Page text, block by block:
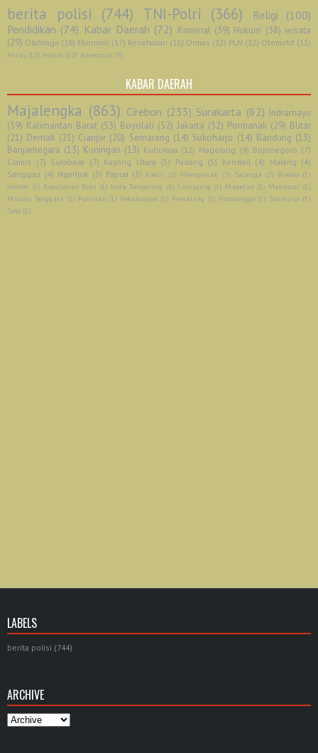
berita polisi (744) TNI-Polri (366) Religi
(100)
Pendidikan (74) Kabar Daerah (72) Kriminal (39) Hukum (38) wisata
(29) Olahraga (18) Ekonomi (17) Kesehatan (15) Ormas (12) PLN (12) Otomotif (11)
Miras (10) Politik (10) Advetorial (9)
KABAR DAERAH
Majalengka (863) Cirebon (235) Surakarta (82) Indramayu
(59) Kalimantan Barat (53) Boyolali (52) Jakarta (52) Pontianak (29) Blitar
(21) Demak (21) Cianjur (20) Semarang (14) Sukoharjo (14) Bandung (13)
Banjarnegara (13) Kuningan (13) Kuburaya (12) Magelang (9) Bojonegoro (7)
Ciamis (7) Surabaya (7) Kayong Utara (5) Padang (5) Kendari (4) Malang (4)
Sanggau (4) Nganjuk (3) Papua (3) Kediri (2) Mempawah (2) Salatiga (2) Brebes (1)
Jember (1) Kepulauan Riau (1) Kota Tangerang (1) Lumajang (1) Magetan (1) Makassar (1)
Maluku Tenggara (1) Pakistan (1) Pekalongan (1) Pemalang (1) Probolinggo (1) Sidoharjo (1)
Solo (1)
LABELS
berita polisi (744)
ARCHIVE